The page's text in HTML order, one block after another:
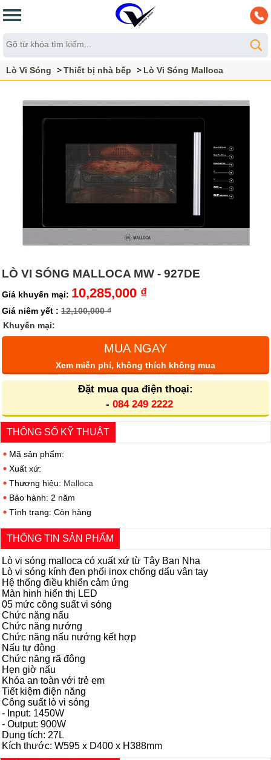
Lò Vi Sóng Thiết bị nhà bếp Lò Vi Sóng Malloca
LÒ VI SÓNG MALLOCA MW - 927DE
Giá khuyến mại: 10,285,000 ₫
Giá niêm yết : 12,100,000 ₫
Khuyến mại:
MUA NGAY
Xem miễn phí, không thích không mua
Đặt mua qua điện thoại:
- 084 249 2222
THÔNG SỐ KỸ THUẬT
Mã sản phẩm:
Xuất xứ:
Thương hiệu: Malloca
Bảo hành: 2 năm
Tình trạng: Còn hàng
THÔNG TIN SẢN PHẨM
Lò vi sóng malloca có xuất xứ từ Tây Ban Nha
Lò vi sóng kính đen phối inox chống dấu vân tay
Hệ thống điều khiển cảm ứng
Màn hinh hiển thị LED
05 mức công suất vi sóng
Chức năng nấu
Chức năng nướng
Chức năng nấu nướng kết hợp
Nấu tự động
Chức năng rã đông
Hẹn giờ nấu
Khóa an toàn với trẻ em
Tiết kiệm điện năng
Công suất lò vi sóng
- Input: 1450W
- Output: 900W
Dung tích: 27L
Kích thước: W595 x D400 x H388mm